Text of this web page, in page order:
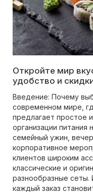
Откройте мир
удобство и
Введение: Почему
современном мире,
предлагает простое
организации питания
семейный ужин,
корпоративное
клиентов широким
классические и
разнообразные сеты.
каждый заказ